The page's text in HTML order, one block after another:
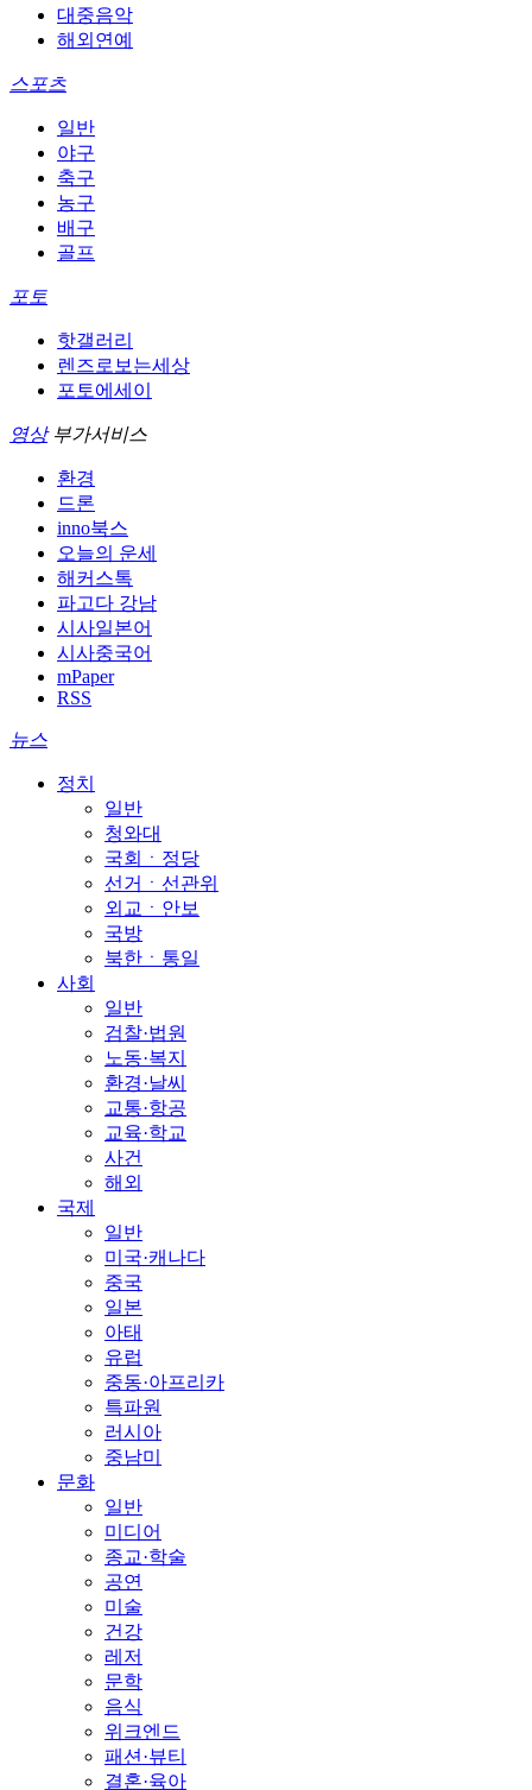
대중음악
해외연예
스포츠
일반
야구
축구
농구
배구
골프
포토
핫갤러리
렌즈로보는세상
포토에세이
영상 부가서비스
환경
드론
inno북스
오늘의 운세
해커스톡
파고다 강남
시사일본어
시사중국어
mPaper
RSS
뉴스
정치
일반
청와대
국회ㆍ정당
선거ㆍ선관위
외교ㆍ안보
국방
북한ㆍ통일
사회
일반
검찰·법원
노동·복지
환경·날씨
교통·항공
교육·학교
사건
해외
국제
일반
미국·캐나다
중국
일본
아태
유럽
중동·아프리카
특파원
러시아
중남미
문화
일반
미디어
종교·학술
공연
미술
건강
레저
문학
음식
위크엔드
패션·뷰티
결혼·육아